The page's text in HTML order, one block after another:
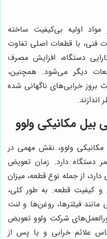
مواد اولیه بی‌کیفیت ساخته
فنی، با قطعات اصلی تفاوت
دستگاه، افزایش مصرف
دیگر می‌شود. همچنین،
خرابی‌های ناگهانی شده
اندازند.
بیل مکانیکی ولوو
ولوو، نقش مهمی در
دستگاه دارد. زمان تعویض
از جمله نوع قطعه، میزان
و کیفیت قطعه. به طور کلی،
فیلترها، روغن‌ها و لنت
شرکت ولوو تعویض
علائم خرابی و یا پس از